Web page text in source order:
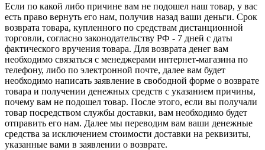
Если по какой либо причине вам не подошел наш товар, у вас
есть право вернуть его нам, получив назад ваши деньги. Срок
возврата товара, купленного по средствам дистанционной
торговли, согласно законодательству РФ - 7 дней с даты
фактического вручения товара. Для возврата денег вам
необходимо связаться с менеджерами интернет-магазина по
телефону, либо по электронной почте, далее вам будет
необходимо написать заявление в свободной форме о возврате
товара и получении денежных средств с указанием причины,
почему вам не подошел товар. После этого, если вы получали
товар посредством службы доставки, вам необходимо будет
отправить его нам. Далее мы переводим вам ваши денежные
средства за исключением стоимости доставки на реквизиты,
указанные вами в заявлении о возврате.